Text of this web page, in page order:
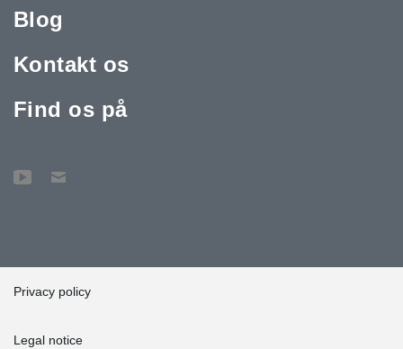
Blog
Kontakt os
Find os på
Privacy policy
Legal notice